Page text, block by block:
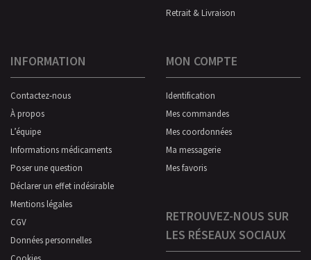
Retrait & Livraison
INFORMATION
Contactez-nous
À propos
L’équipe
Informations médicaments
Poser une question
Déclarer un effet indésirable
Mentions légales
CGV
Données personnelles
MON COMPTE
Identification
Mes commandes
Mes coordonnées
Ma messagerie
Mes favoris
RETROUVEZ-NOUS SUR
LES RÉSEAUX SOCIAUX